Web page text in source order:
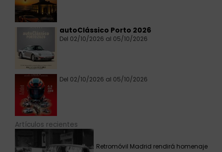
autoClássico Porto 2026
Del 02/10/2026 al 05/10/2026
Del 02/10/2026 al 05/10/2026
Artículos recientes
Retromóvil Madrid rendirá homenaje